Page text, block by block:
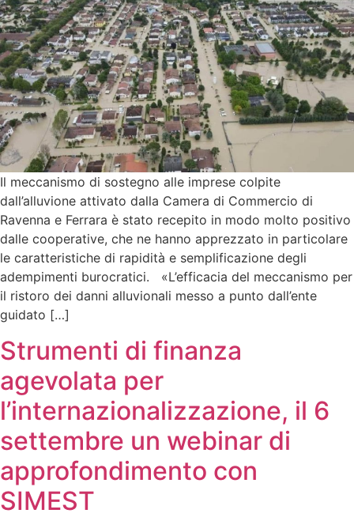
Il meccanismo di sostegno alle imprese colpite
dall’alluvione attivato dalla Camera di Commercio di
Ravenna e Ferrara è stato recepito in modo molto positivo
dalle cooperative, che ne hanno apprezzato in particolare
le caratteristiche di rapidità e semplificazione degli
adempimenti burocratici. «L’efficacia del meccanismo per
il ristoro dei danni alluvionali messo a punto dall’ente
guidato […]
Strumenti di finanza
agevolata per
l’internazionalizzazione, il 6
settembre un webinar di
approfondimento con
SIMEST